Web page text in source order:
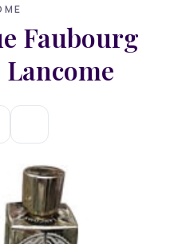
Faubourg